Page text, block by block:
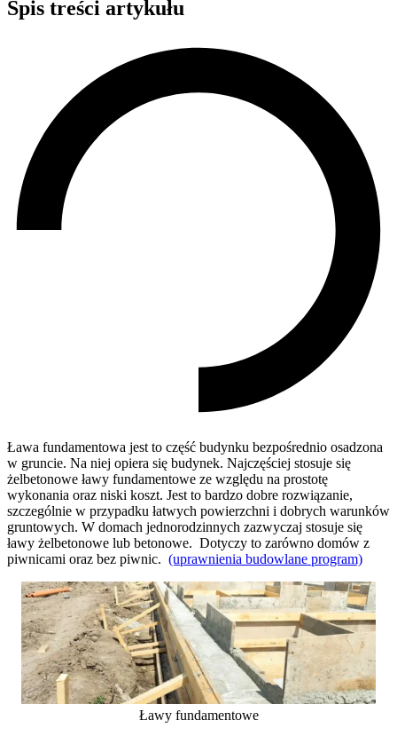
Spis treści artykułu
Ława fundamentowa jest to część budynku bezpośrednio osadzona
w gruncie. Na niej opiera się budynek. Najczęściej stosuje się
żelbetonowe ławy fundamentowe ze względu na prostotę
wykonania oraz niski koszt. Jest to bardzo dobre rozwiązanie,
szczególnie w przypadku łatwych powierzchni i dobrych warunków
gruntowych. W domach jednorodzinnych zazwyczaj stosuje się
ławy żelbetonowe lub betonowe. Dotyczy to zarówno domów z
piwnicami oraz bez piwnic. (uprawnienia budowlane program)
Ławy fundamentowe